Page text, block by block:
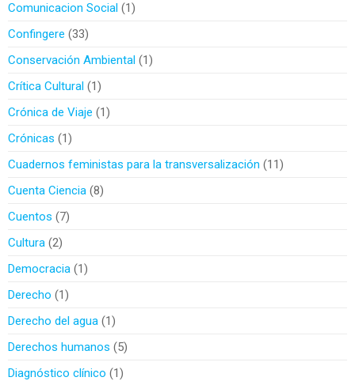
Comunicacion Social 1
Confingere 33
Conservación Ambiental 1
Crítica Cultural 1
Crónica de Viaje
1
Crónicas
1
Cuadernos feministas para la transversalización
11
Cuenta Ciencia 8
Cuentos
7
Cultura 2
Democracia 1
Derecho
1
Derecho del agua 1
Derechos humanos
5
Diagnóstico clínico
1